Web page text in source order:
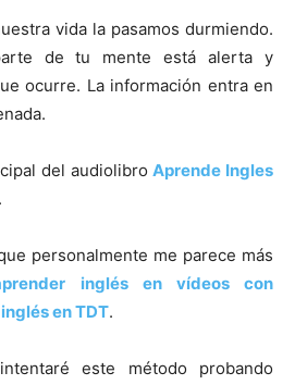
Mundo
vida la pasamos durmiendo.
de tu mente está alerta y
ocurre. La información entra en
del audiolibroAprende Ingles
.
personalmente me parece más
inglés en vídeos con
en TDT.
este método probando